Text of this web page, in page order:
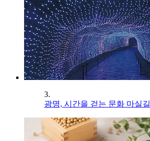
3.
광명, 시간을 걷는 문화 마실길